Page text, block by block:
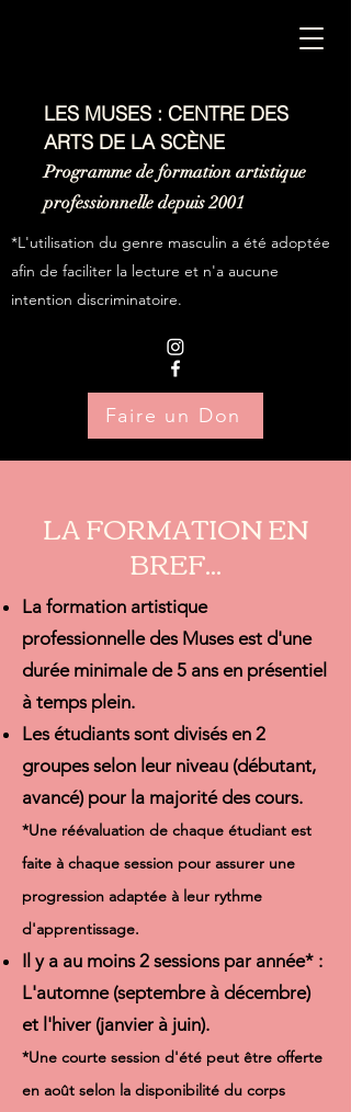
LES MUSES : CENTRE DES
ARTS DE LA SCÈNE
Programme de formation artistique
professionnelle depuis 2001
*L'utilisation du genre masculin a été adoptée
afin de faciliter la lecture et n'a aucune
intention discriminatoire.
Faire un Don
LA FORMATION EN
BREF...
La formation artistique
professionnelle des Muses est d'une
durée minimale de 5 ans en présentiel
à temps plein.
Les étudiants sont divisés en 2
groupes selon leur niveau (débutant,
avancé) pour la majorité des cours.
*Une réévaluation de chaque étudiant est
faite à chaque session pour assurer une
progression adaptée à leur rythme
d'apprentissage.
Il y a au moins 2 sessions par année* :
L'automne (septembre à décembre)
et l'hiver (janvier à juin).
*Une courte session d'été peut être offerte
en août selon la disponibilité du corps